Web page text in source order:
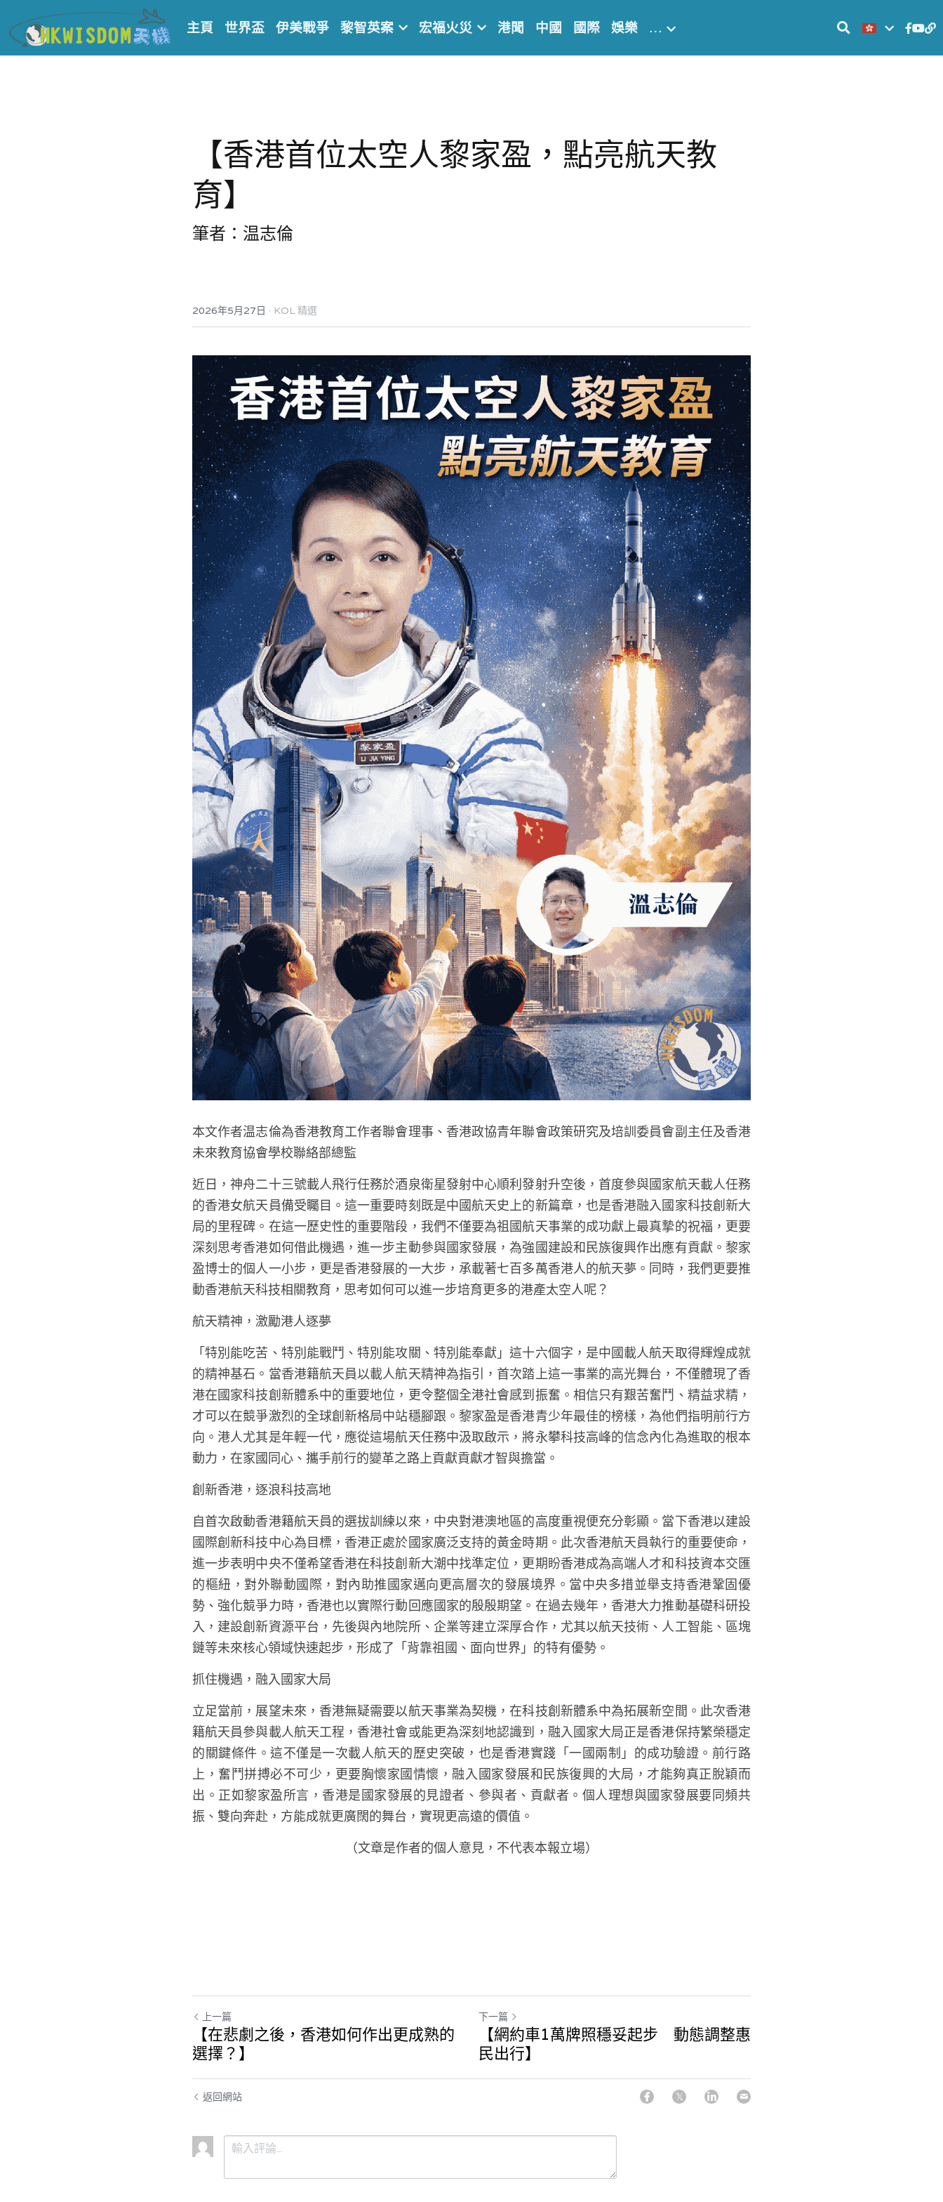
主頁 世界盃 伊美戰爭 黎智英案 宏福火災 港聞 中國 國際 娛樂 …
【香港首位太空人黎家盈，點亮航天教
育】
筆者：温志倫
2026年5月27日 · KOL 精選
本文作者温志倫為香港教育工作者聯會理事、香港政協青年聯會政策研究及培訓委員會副主任及香港
未來教育協會學校聯絡部總監
近日，神舟二十三號載人飛行任務於酒泉衛星發射中心順利發射升空後，首度參與國家航天載人任務
的香港女航天員備受矚目。這一重要時刻既是中國航天史上的新篇章，也是香港融入國家科技創新大
局的里程碑。在這一歷史性的重要階段，我們不僅要為祖國航天事業的成功獻上最真摯的祝福，更要
深刻思考香港如何借此機遇，進一步主動參與國家發展，為強國建設和民族復興作出應有貢獻。黎家
盈博士的個人一小步，更是香港發展的一大步，承載著七百多萬香港人的航天夢。同時，我們更要推
動香港航天科技相關教育，思考如何可以進一步培育更多的港產太空人呢？
航天精神，激勵港人逐夢
「特別能吃苦、特別能戰鬥、特別能攻關、特別能奉獻」這十六個字，是中國載人航天取得輝煌成就
的精神基石。當香港籍航天員以載人航天精神為指引，首次踏上這一事業的高光舞台，不僅體現了香
港在國家科技創新體系中的重要地位，更令整個全港社會感到振奮。相信只有艱苦奮鬥、精益求精，
才可以在競爭激烈的全球創新格局中站穩腳跟。黎家盈是香港青少年最佳的榜樣，為他們指明前行方
向。港人尤其是年輕一代，應從這場航天任務中汲取啟示，將永攀科技高峰的信念內化為進取的根本
動力，在家國同心、攜手前行的變革之路上貢獻貢獻才智與擔當。
創新香港，逐浪科技高地
自首次啟動香港籍航天員的選拔訓練以來，中央對港澳地區的高度重視便充分彰顯。當下香港以建設
國際創新科技中心為目標，香港正處於國家廣泛支持的黃金時期。此次香港航天員執行的重要使命，
進一步表明中央不僅希望香港在科技創新大潮中找準定位，更期盼香港成為高端人才和科技資本交匯
的樞紐，對外聯動國際，對內助推國家邁向更高層次的發展境界。當中央多措並舉支持香港鞏固優
勢、強化競爭力時，香港也以實際行動回應國家的殷殷期望。在過去幾年，香港大力推動基礎科研投
入，建設創新資源平台，先後與內地院所、企業等建立深厚合作，尤其以航天技術、人工智能、區塊
鏈等未來核心領域快速起步，形成了「背靠祖國、面向世界」的特有優勢。
抓住機遇，融入國家大局
立足當前，展望未來，香港無疑需要以航天事業為契機，在科技創新體系中為拓展新空間。此次香港
籍航天員參與載人航天工程，香港社會或能更為深刻地認識到，融入國家大局正是香港保持繁榮穩定
的關鍵條件。這不僅是一次載人航天的歷史突破，也是香港實踐「一國兩制」的成功驗證。前行路
上，奮鬥拼搏必不可少，更要胸懷家國情懷，融入國家發展和民族復興的大局，才能夠真正脫穎而
出。正如黎家盈所言，香港是國家發展的見證者、參與者、貢獻者。個人理想與國家發展要同頻共
振、雙向奔赴，方能成就更廣闊的舞台，實現更高遠的價值。
（文章是作者的個人意見，不代表本報立場）
上一篇
【在悲劇之後，香港如何作出更成熟的
選擇？】
下一篇
【網約車1萬牌照穩妥起步 動態調整惠
民出行】
返回網站